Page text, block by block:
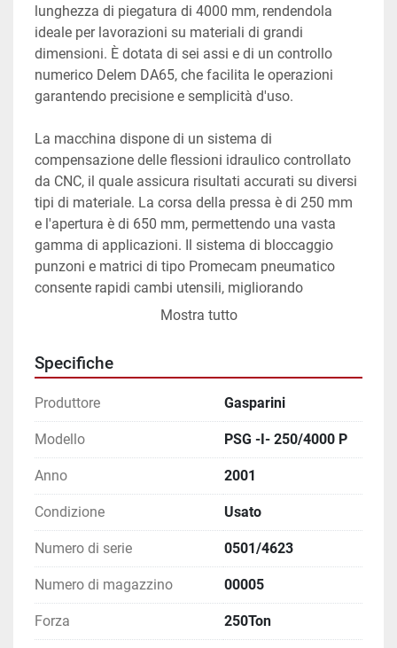
lunghezza di piegatura di 4000 mm, rendendola
ideale per lavorazioni su materiali di grandi
dimensioni. È dotata di sei assi e di un controllo
numerico Delem DA65, che facilita le operazioni
garantendo precisione e semplicità d'uso.
La macchina dispone di un sistema di
compensazione delle flessioni idraulico controllato
da CNC, il quale assicura risultati accurati su diversi
tipi di materiale. La corsa della pressa è di 250 mm
e l'apertura è di 650 mm, permettendo una vasta
gamma di applicazioni. Il sistema di bloccaggio
punzoni e matrici di tipo Promecam pneumatico
consente rapidi cambi utensili, migliorando
l'efficienza operativa.
250/4000 P è progettata per resistere agli ambienti
industriali più esigenti, garantendo robustezza e
durata. Questo modello rappresenta una scelta
eccellente per chi necessita di una macchina
affidabile e versatile per operazioni complesse di
piegatura.
Mostra tutto
Specifiche
Produttore Gasparini
Modello PSG -I- 250/4000 P
Anno 2001
Condizione Usato
Numero di serie 0501/4623
Numero di magazzino 00005
Forza 250Ton